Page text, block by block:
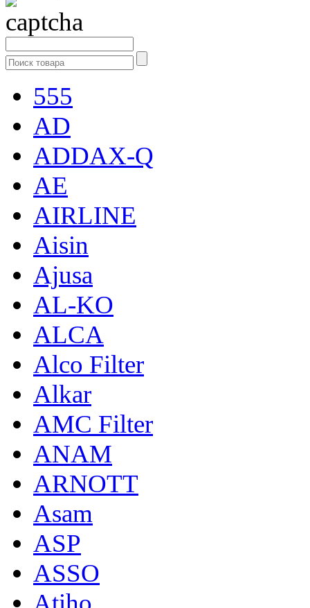
555
AD
ADDAX-Q
AE
AIRLINE
Aisin
Ajusa
AL-KO
ALCA
Alco Filter
Alkar
AMC Filter
ANAM
ARNOTT
Asam
ASP
ASSO